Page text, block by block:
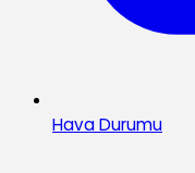
Hava Durumu